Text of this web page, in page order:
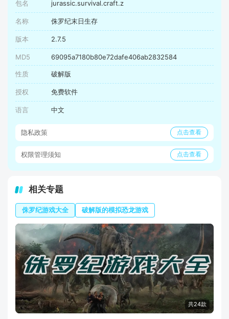
包名 jurassic.survival.craft.z
名称 侏罗纪末日生存
版本 2.7.5
MD5 69095a7180b80e72dafe406ab2832584
性质 破解版
授权 免费软件
语言 中文
隐私政策 点击查看
权限管理须知 点击查看
相关专题
侏罗纪游戏大全 破解版的模拟恐龙游戏
共24款